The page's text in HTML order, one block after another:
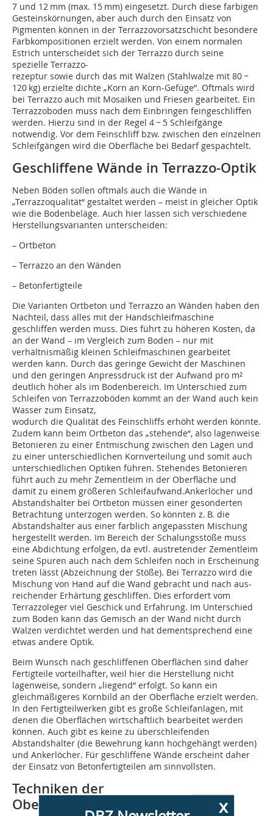
7 und 12 mm (max. 15 mm) eingesetzt. Durch diese farbigen
Gesteinskörnungen, aber auch durch den Einsatz von
Pigmenten können in der Terrazzovorsatzschicht besondere
Farbkompositionen erzielt werden. Von einem normalen
Estrich unterscheidet sich der Terrazzo durch seine
spezielle Terrazzo-
rezeptur sowie durch das mit Walzen (Stahlwalze mit 80 −
120 kg) erzielte dichte „Korn an Korn-Gefüge“. Oftmals wird
bei Terrazzo auch mit Mosaiken und Friesen gearbeitet. Ein
Terrazzoboden muss nach dem Einbringen feingeschliffen
werden. Hierzu sind in der Regel 4 − 5 Schleifgänge
notwendig. Vor dem Feinschliff bzw. zwischen den einzelnen
Schleifgängen wird die Oberfläche bei Bedarf gespachtelt.
Geschliffene Wände in Terrazzo-Optik
Neben Böden sollen oftmals auch die Wände in
„Terrazzoqualität“ gestaltet werden – meist in gleicher Optik
wie die Bodenbeläge. Auch hier lassen sich verschiedene
Herstellungsvarianten unterscheiden:
– Ortbeton
– Terrazzo an den Wänden
– Betonfertigteile
Die Varianten Ortbeton und Terrazzo an Wänden haben den
Nachteil, dass alles mit der Handschleifmaschine
geschliffen werden muss. Dies führt zu höheren Kosten, da
an der Wand – im Vergleich zum Boden – nur mit
verhältnismäßig kleinen Schleifmaschinen gearbeitet
werden kann. Durch das geringe Gewicht der Maschinen
und den geringen Anpressdruck ist der Aufwand pro m²
deutlich höher als im Bodenbereich. Im Unterschied zum
Schleifen von Terrazzoböden kommt an der Wand auch kein
Wasser zum Einsatz,
wodurch die Qualität des Feinschliffs erhöht werden könnte.
Zudem kann beim Ortbeton das „stehende“, also lagenweise
Betonieren zu einer Entmischung zwischen den Lagen und
zu einer unterschiedlichen Kornverteilung und somit auch
unterschiedlichen Optiken führen. Stehendes Betonieren
führt auch zu mehr Zementleim in der Oberfläche und
damit zu einem größeren Schleifaufwand.Ankerlöcher und
Abstandshalter bei Ortbeton müssen einer gesonderten
Betrachtung unterzogen werden. So könnten z. B. die
Abstandshalter aus einer farblich angepassten Mischung
hergestellt werden. Im Bereich der Schalungsstöße muss
eine Abdichtung erfolgen, da evtl. austretender Zementleim
seine Spuren auch nach dem Schleifen noch in Erscheinung
treten lässt (Abzeichnung der Stöße). Bei Terrazzo wird die
Mischung von Hand auf die Wand gebracht und nach aus-
reichen­der Erhärtung geschliffen. Dies erfordert vom
Terrazzoleger viel Geschick und Erfahrung. Im Unterschied
zum Boden kann das Gemisch an der Wand nicht durch
Walzen ver­dichtet werden und hat dementsprechend eine
etwas andere Optik.
Beim Wunsch nach geschliffenen Oberflächen sind daher
Fertigteile vorteilhafter, weil hier die Herstellung nicht
lagenweise, sondern „liegend“ erfolgt. So kann ein
gleichmäßige­res Kornbild an der Oberfläche erzielt werden.
In den Fertigteilwerken gibt es große Schleifanlagen, mit
denen die Oberflächen wirtschaftlich bearbeitet werden
können. Auch gibt es keine zu überschleifenden
Abstandshalter (die Bewehrung kann hochgehängt werden)
und Ankerlöcher. Für geschliffene Wände erscheint daher
der Einsatz von Betonfertigteilen am sinnvollsten.
Techniken der
Oberflächenbearbeitung
x